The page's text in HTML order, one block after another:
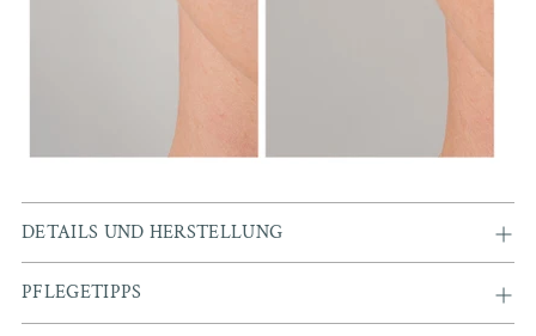
DETAILS UND HERSTELLUNG
PFLEGETIPPS